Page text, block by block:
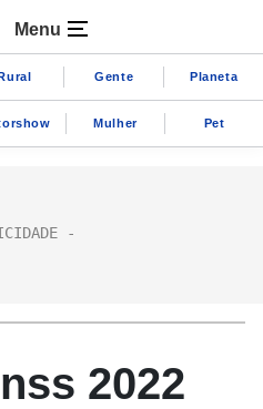
Menu
Gente Planeta
Mulher Pet
2022